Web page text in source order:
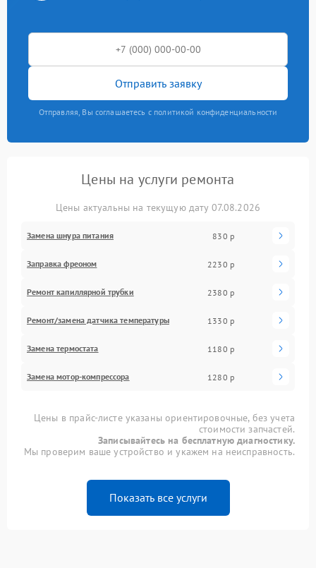
Отправить заявку
Отправляя, Вы соглашаетесь с политикой конфиденциальности
Цены на услуги ремонта
Цены актуальны на текущую дату 07.08.2026
Замена шнура питания 830 р
Заправка фреоном 2230 р
Ремонт капиллярной трубки 2380 р
Ремонт/замена датчика температуры 1330 р
Замена термостата 1180 р
Замена мотор-компрессора 1280 р
Цены в прайс-листе указаны ориентировочные, без учета
стоимости запчастей.
Записывайтесь на бесплатную диагностику.
Мы проверим ваше устройство и укажем на неисправность.
Показать все услуги